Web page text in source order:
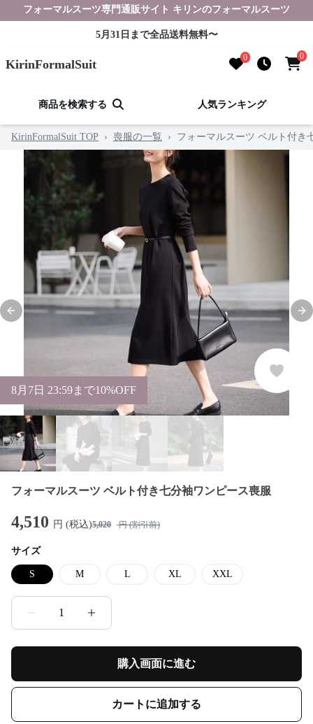
フォーマルスーツ専門通販サイト キリンのフォーマルスーツ
5月31日まで全品送料無料〜
KirinFormalSuit 0 0
商品を検索する 人気ランキング
KirinFormalSuit TOP › 喪服の一覧 › フォーマルスーツ ベルト付き
Previous slide
8月 7日 23:59まで10%OFF
フォーマルスーツ ベルト付き七分袖ワンピース喪服
4,510 円 (税込)5,020 円 (割引前)
サイズ
S M L XL XXL
1
購入画面に進む
カートに追加する